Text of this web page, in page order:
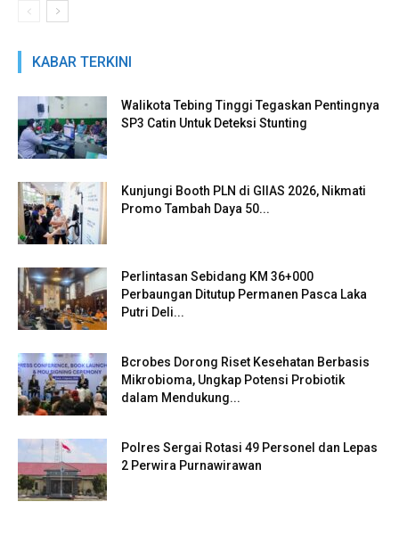
KABAR TERKINI
Walikota Tebing Tinggi Tegaskan Pentingnya
SP3 Catin Untuk Deteksi Stunting
Kunjungi Booth PLN di GIIAS 2026, Nikmati
Promo Tambah Daya 50...
Perlintasan Sebidang KM 36+000
Perbaungan Ditutup Permanen Pasca Laka
Putri Deli...
Bcrobes Dorong Riset Kesehatan Berbasis
Mikrobioma, Ungkap Potensi Probiotik
dalam Mendukung...
Polres Sergai Rotasi 49 Personel dan Lepas
2 Perwira Purnawirawan